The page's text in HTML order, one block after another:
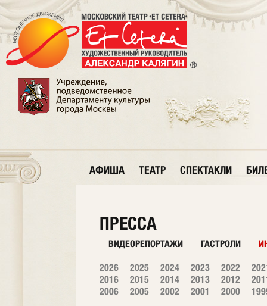
АФИША ТЕАТР СПЕКТАКЛИ
ПРЕССА
ВИДЕОРЕПОРТАЖИ ГАСТРОЛИ
2026 2025 2024 2023 2022
2016
2015 2014 2013 2012
2006
2005 2002 2001 2000